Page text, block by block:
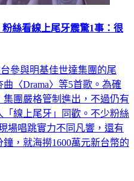
絲看線上尾牙震驚1事：很
參與明基佳世達集團的尾
〈Drama〉等5首歌。為確
團嚴格管制進出，不過仍有
線上尾牙」同歡。不少粉絲
場唱跳實力不同凡響，還有
，就海撈1600萬元新台幣的